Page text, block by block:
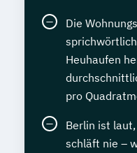
Die
Heuhaufen
pro
Berlin ist
schläft nie –